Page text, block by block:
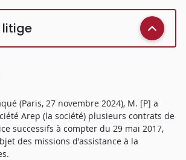
litige
(Paris, 27 novembre 2024), M. [P] a
Arep (la société) plusieurs contrats de
successifs à compter du 29 mai 2017,
des missions d'assistance à la